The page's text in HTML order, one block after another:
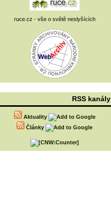
ruce.cz - vše o světě neslyšících
RSS kanály
Aktuality
Články